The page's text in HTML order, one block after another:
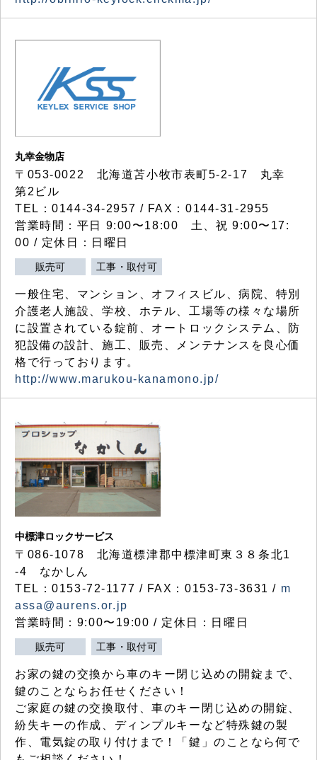
丸幸金物店
〒053-0022 北海道苫小牧市表町5-2-17 丸幸
第2ビル
TEL：0144-34-2957 / FAX：0144-31-2955
営業時間：平日 9:00〜18:00 土、祝 9:00〜17:
00 / 定休日：日曜日
販売可 工事・取付可
一般住宅、マンション、オフィスビル、病院、特別
介護老人施設、学校、ホテル、工場等の様々な場所
に設置されている錠前、オートロックシステム、防
犯設備の設計、施工、販売、メンテナンスを良心価
格で行っております。
http://www.marukou-kanamono.jp/
中標津ロックサービス
〒086-1078 北海道標津郡中標津町東３８条北1
-4 なかしん
TEL：0153-72-1177 / FAX：0153-73-3631 / m
assa@aurens.or.jp
営業時間：9:00〜19:00 / 定休日：日曜日
販売可 工事・取付可
お家の鍵の交換から車のキー閉じ込めの開錠まで、
鍵のことならお任せください！
ご家庭の鍵の交換取付、車のキー閉じ込めの開錠、
紛失キーの作成、ディンプルキーなど特殊鍵の製
作、電気錠の取り付けまで！「鍵」のことなら何で